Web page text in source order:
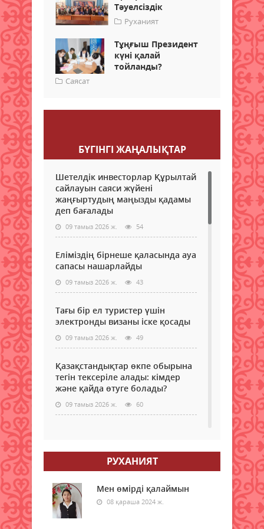
Тәуелсіздік
Руханият
Тұңғыш Президент
күні қалай
тойланды?
Саясат
БҮГІНГI ЖАҢАЛЫҚТАР
Шетелдік инвесторлар Құрылтай
сайлауын саяси жүйені
жаңғыртудың маңызды қадамы
деп бағалады
09 тамыз 2026 ж. 54
Еліміздің бірнеше қаласында ауа
сапасы нашарлайды
09 тамыз 2026 ж. 43
Тағы бір ел туристер үшін
электронды визаны іске қосады
09 тамыз 2026 ж. 49
Қазақстандықтар өкпе обырына
тегін тексеріле алады: кімдер
және қайда өтуге болады?
09 тамыз 2026 ж. 60
жариялады
09 тамыз 2026 ж. 63
"Қазақстан халқына" қоғамдық
қоры 350 білім беру грантын
бөлді
РУХАНИЯТ
Мен өмірді қалаймын
08 қараша 2024 ж.